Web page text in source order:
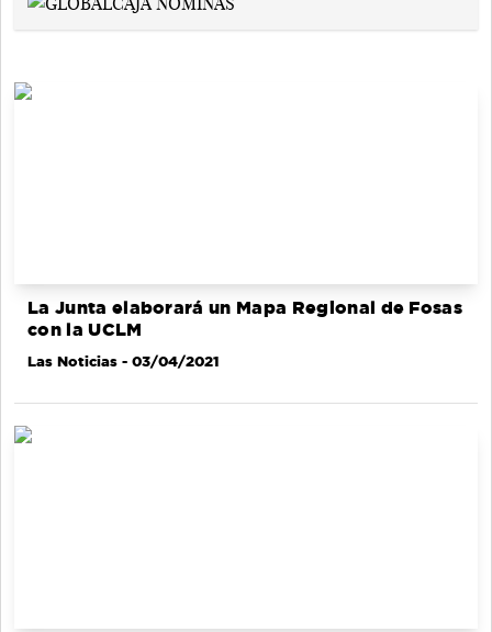
La Junta elaborará un Mapa Regional de Fosas
con la UCLM
Las Noticias - 03/04/2021